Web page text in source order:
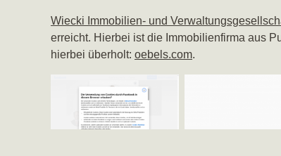
Wiecki Immobilien- und
erreicht. Hierbei ist die Immobilienfirma aus
hierbei überholt: oebels.com.